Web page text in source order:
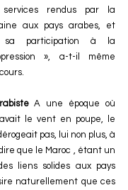
rendus par la
aux pays arabes, et
sa participation à la
», a-t-il même
A une époque où
le vent en poupe, le
pas, lui non plus, à
que le Maroc , étant un
liens solides aux pays
naturellement que ces